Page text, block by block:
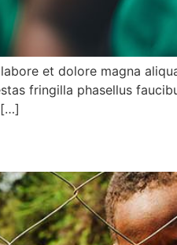
et dolore magna
fringilla phasellus
[…]